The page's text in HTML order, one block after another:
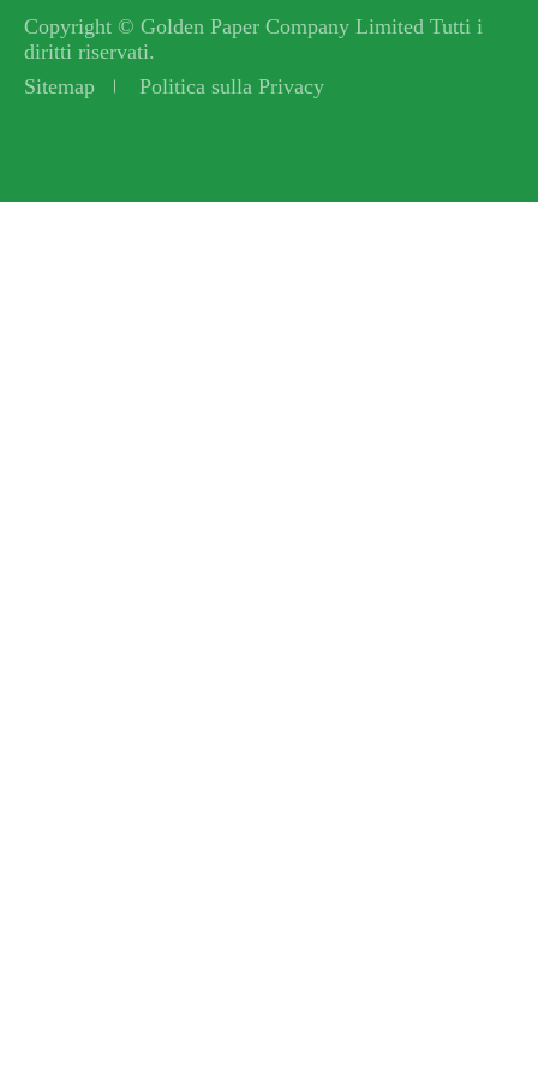
Copyright © Golden Paper Company Limited Tutti i
diritti riservati.
Sitemap
Politica sulla Privacy